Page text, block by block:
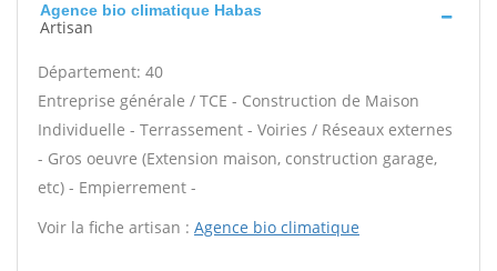
Agence bio climatique Habas
Artisan
Département: 40
Entreprise générale / TCE - Construction de Maison
Individuelle - Terrassement - Voiries / Réseaux externes
- Gros oeuvre (Extension maison, construction garage,
etc) - Empierrement -
Voir la fiche artisan : Agence bio climatique